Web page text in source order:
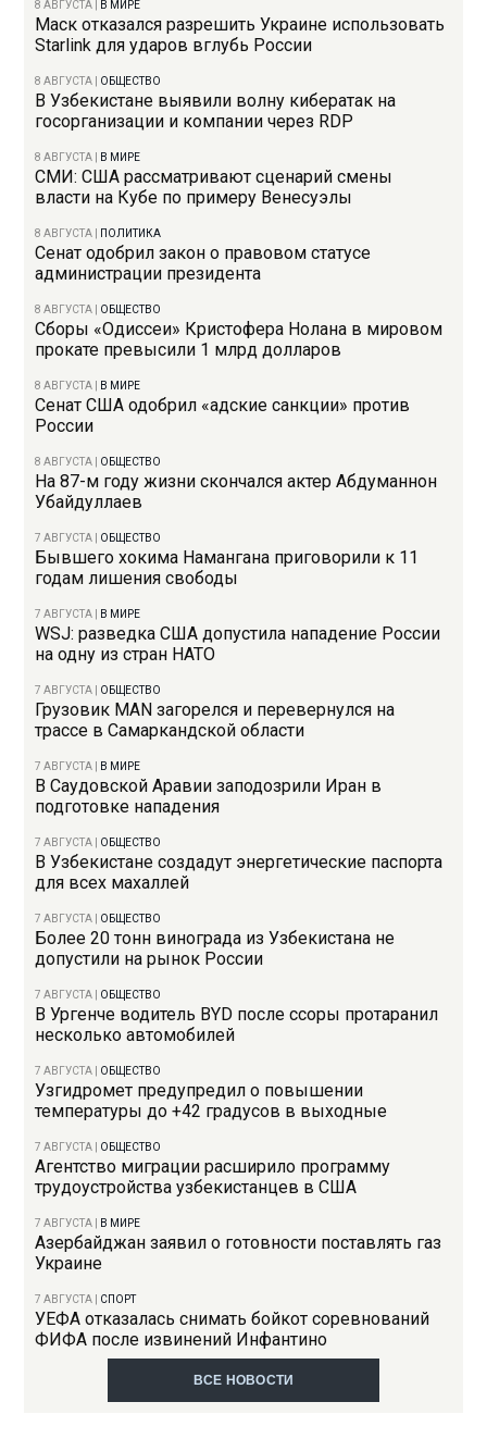
8 АВГУСТА В МИРЕ
Маск отказался разрешить Украине использовать
Starlink для ударов вглубь России
8 АВГУСТА ОБЩЕСТВО
В Узбекистане выявили волну кибератак на
госорганизации и компании через RDP
8 АВГУСТА В МИРЕ
СМИ: США рассматривают сценарий смены
власти на Кубе по примеру Венесуэлы
8 АВГУСТА ПОЛИТИКА
Сенат одобрил закон о правовом статусе
администрации президента
8 АВГУСТА ОБЩЕСТВО
Сборы «Одиссеи» Кристофера Нолана в мировом
прокате превысили 1 млрд долларов
8 АВГУСТА В МИРЕ
Сенат США одобрил «адские санкции» против
России
8 АВГУСТА ОБЩЕСТВО
На 87-м году жизни скончался актер Абдуманнон
Убайдуллаев
7 АВГУСТА ОБЩЕСТВО
Бывшего хокима Намангана приговорили к 11
годам лишения свободы
7 АВГУСТА В МИРЕ
WSJ: разведка США допустила нападение России
на одну из стран НАТО
7 АВГУСТА ОБЩЕСТВО
Грузовик MAN загорелся и перевернулся на
трассе в Самаркандской области
7 АВГУСТА В МИРЕ
В Саудовской Аравии заподозрили Иран в
подготовке нападения
7 АВГУСТА ОБЩЕСТВО
В Узбекистане создадут энергетические паспорта
для всех махаллей
7 АВГУСТА ОБЩЕСТВО
Более 20 тонн винограда из Узбекистана не
допустили на рынок России
7 АВГУСТА ОБЩЕСТВО
В Ургенче водитель BYD после ссоры протаранил
несколько автомобилей
7 АВГУСТА ОБЩЕСТВО
Узгидромет предупредил о повышении
температуры до +42 градусов в выходные
7 АВГУСТА ОБЩЕСТВО
Агентство миграции расширило программу
трудоустройства узбекистанцев в США
7 АВГУСТА В МИРЕ
Азербайджан заявил о готовности поставлять газ
Украине
7 АВГУСТА СПОРТ
УЕФА отказалась снимать бойкот соревнований
ФИФА после извинений Инфантино
ВСЕ НОВОСТИ